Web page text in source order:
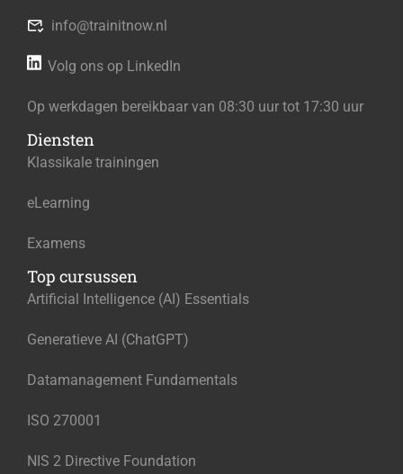
info@trainitnow.nl
Volg ons op LinkedIn
Op werkdagen bereikbaar van 08:30 uur tot 17:30 uur
Diensten
Klassikale trainingen
eLearning
Examens
Top cursussen
Artificial Intelligence (AI) Essentials
Generatieve AI (ChatGPT)
Datamanagement Fundamentals
ISO 270001
NIS 2 Directive Foundation